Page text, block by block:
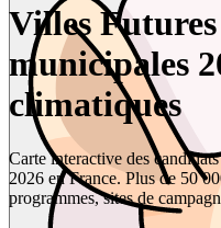
Villes
municipales
climatiques
Carte interactive des
2026 en France. Plus de 50
programmes, sites de